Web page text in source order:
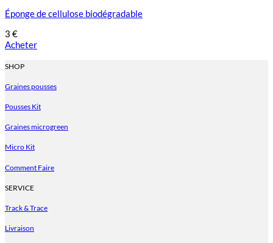
Éponge de cellulose biodégradable
3 €
Acheter
SHOP
Graines pousses
Pousses Kit
Graines microgreen
Micro Kit
Comment Faire
SERVICE
Track & Trace
Livraison